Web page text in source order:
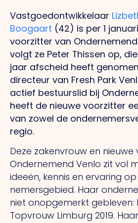
Vastgoedontwikkelaar
Boogaart (42) is per 1
voorzitter van
volgt ze Peter Thissen op,
jaar afscheid heeft
directeur van Fresh Park
actief bestuurslid bij
heeft de nieuwe voorzitter
van zowel de
regio.
Deze zakenvrouw en
Ondernemend Venlo zit vol
ideeën, kennis en ervaring
nemersgebied. Haar
niet onopgemerkt gebleven:
Topvrouw Limburg 2019.